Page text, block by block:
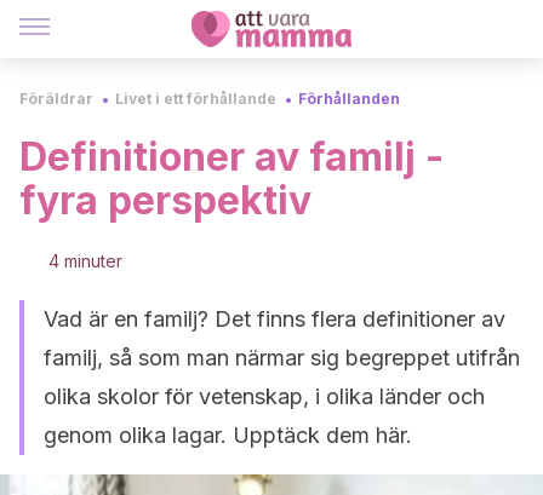
Föräldrar Livet i ett förhållande Förhållanden
Definitioner av familj -
fyra perspektiv
4 minuter
Vad är en familj? Det finns flera definitioner av
familj, så som man närmar sig begreppet utifrån
olika skolor för vetenskap, i olika länder och
genom olika lagar. Upptäck dem här.